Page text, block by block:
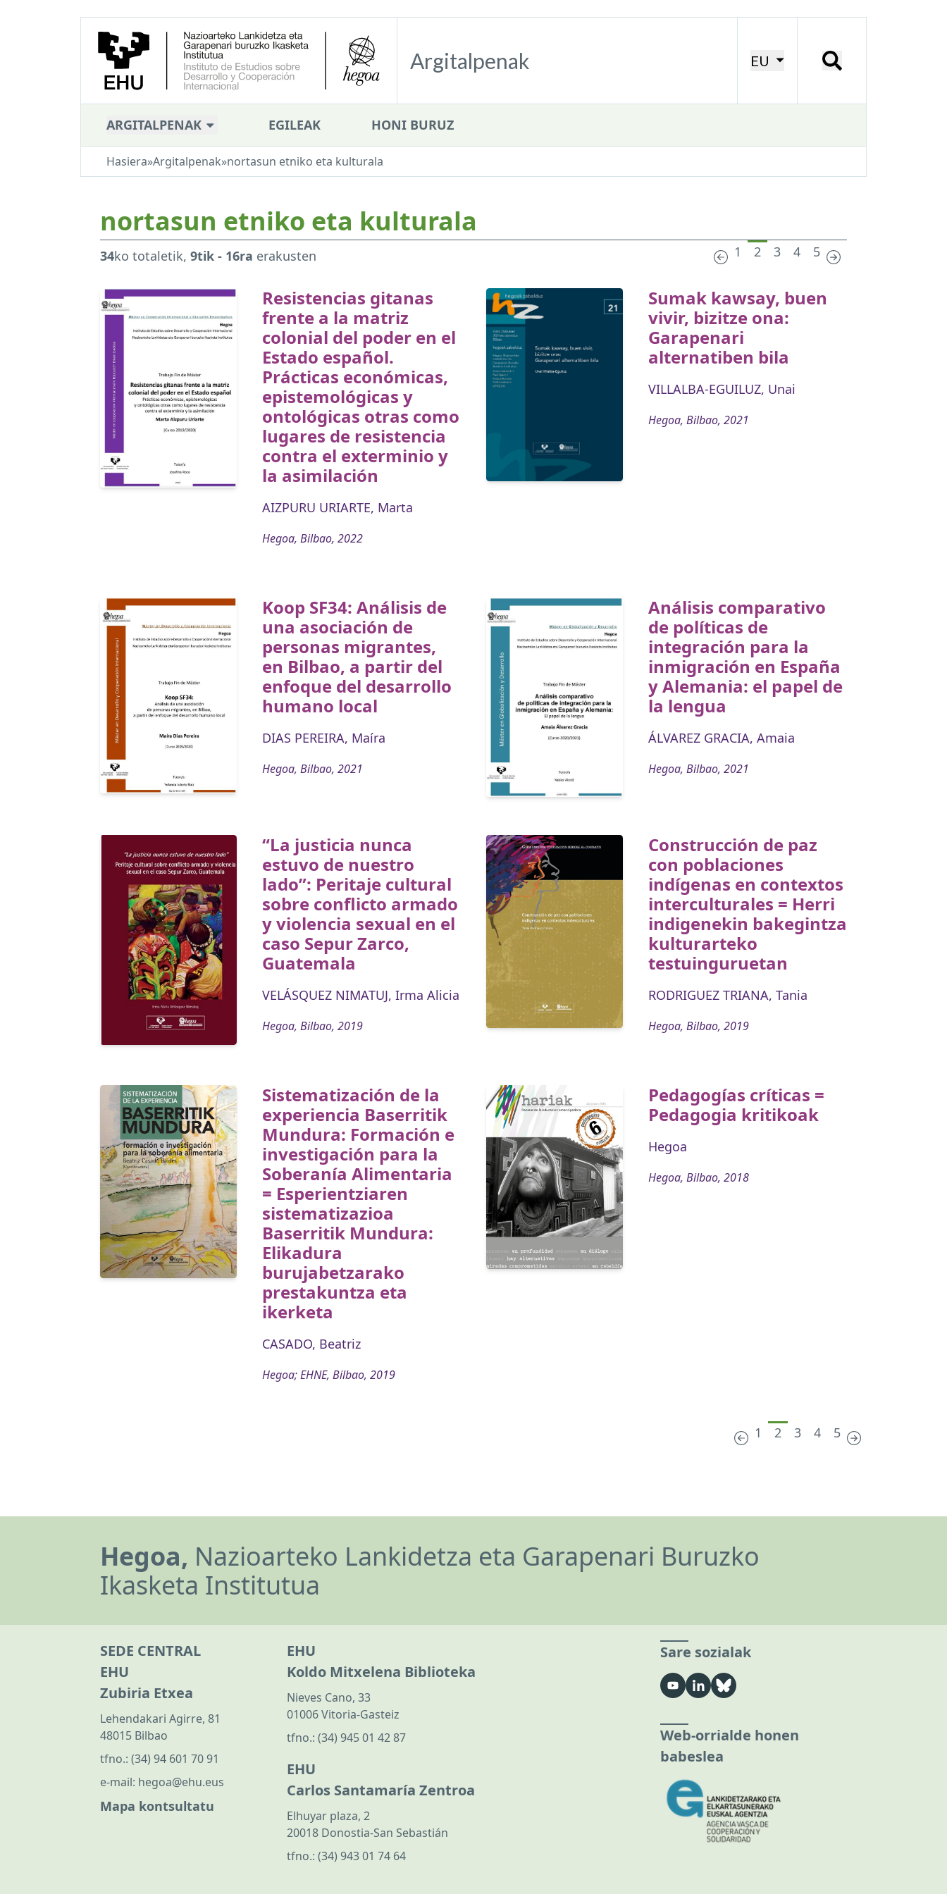
Argitalpenak EU
ARGITALPENAK EGILEAK HONI BURUZ
Hasiera»Argitalpenak»nortasun etniko eta kulturala
nortasun etniko eta kulturala
34ko totaletik, 9tik - 16ra erakusten 1 2 3 4 5
Resistencias gitanas
frente a la matriz
colonial del poder en el
Estado español.
Prácticas económicas,
epistemológicas y
ontológicas otras como
lugares de resistencia
contra el exterminio y
la asimilación
AIZPURU URIARTE, Marta
Hegoa, Bilbao, 2022
Sumak kawsay, buen
vivir, bizitze ona:
Garapenari
alternatiben bila
VILLALBA-EGUILUZ, Unai
Hegoa, Bilbao, 2021
Koop SF34: Análisis de
una asociación de
personas migrantes,
en Bilbao, a partir del
enfoque del desarrollo
humano local
DIAS PEREIRA, Maíra
Hegoa, Bilbao, 2021
Análisis comparativo
de políticas de
integración para la
inmigración en España
y Alemania: el papel de
la lengua
ÁLVAREZ GRACIA, Amaia
Hegoa, Bilbao, 2021
“La justicia nunca
estuvo de nuestro
lado”: Peritaje cultural
sobre conflicto armado
y violencia sexual en el
caso Sepur Zarco,
Guatemala
VELÁSQUEZ NIMATUJ, Irma Alicia
Hegoa, Bilbao, 2019
Construcción de paz
con poblaciones
indígenas en contextos
interculturales = Herri
indigenekin bakegintza
kulturarteko
testuinguruetan
RODRIGUEZ TRIANA, Tania
Hegoa, Bilbao, 2019
Sistematización de la
experiencia Baserritik
Mundura: Formación e
investigación para la
Soberanía Alimentaria
= Esperientziaren
sistematizazioa
Baserritik Mundura:
Elikadura
burujabetzarako
prestakuntza eta
ikerketa
CASADO, Beatriz
Hegoa; EHNE, Bilbao, 2019
Pedagogías críticas =
Pedagogia kritikoak
Hegoa
Hegoa, Bilbao, 2018
1 2 3 4 5
Hegoa, Nazioarteko Lankidetza eta Garapenari Buruzko
Ikasketa Institutua
SEDE CENTRAL
EHU
Zubiria Etxea
Lehendakari Agirre, 81
48015 Bilbao
tfno.: (34) 94 601 70 91
e-mail: hegoa@ehu.eus
Mapa kontsultatu
EHU
Koldo Mitxelena Biblioteka
Nieves Cano, 33
01006 Vitoria-Gasteiz
tfno.: (34) 945 01 42 87
EHU
Carlos Santamaría Zentroa
Elhuyar plaza, 2
20018 Donostia-San Sebastián
tfno.: (34) 943 01 74 64
Sare sozialak
Web-orrialde honen
babeslea